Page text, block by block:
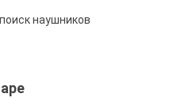
наушников